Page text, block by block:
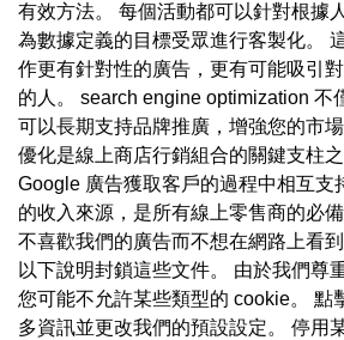
有效方法。 每個活動都可以針對根據
為數據定義的目標受眾進行客製化。
作更有針對性的廣告，更有可能吸引
的人。 search engine optimization 不
可以長期支持品牌推廣，增強您的市
優化是線上商店行銷組合的關鍵支柱
Google 廣告獲取客戶的過程中相互支
的收入來源，是所有線上零售商的必
不喜歡我們的廣告而不想在網路上看
以下說明封鎖這些文件。 由於我們尊
您可能不允許某些類型的 cookie。 點
多資訊並更改我們的預設設定。 停用